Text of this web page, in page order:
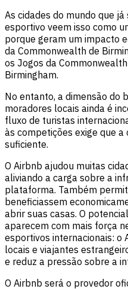
As cidades do mundo que
esportivo veem isso como
porque geram um impacto
da Commonwealth de
os Jogos da
Birmingham.
No entanto, a dimensão do
moradores locais ainda é
fluxo de turistas
às competições exige que
suficiente.
O Airbnb ajudou muitas
aliviando a carga sobre a
plataforma. Também
beneficiassem
abrir suas casas. O
aparecem com mais força
esportivos internacionais: o
locais e viajantes
e reduz a pressão sobre a
O Airbnb será o provedor